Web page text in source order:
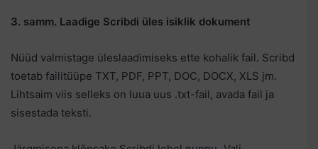
3. samm. Laadige Scribdi üles isiklik dokument
Nüüd valmistage üleslaadimiseks ette kohalik fail. Scribd
toetab failitüüpe TXT, PDF, PPT, DOC, DOCX, XLS jm.
Lihtsaim viis selleks on luua uus .txt-fail, avada fail ja
sisestada teksti.